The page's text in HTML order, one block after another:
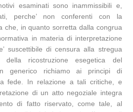
esaminati sono inammissibili e,
perche’ non conferenti con la
che, in quanto sorretta dalla congrua
in materia di interpretazione
suscettibile di censura alla stregua
della ricostruzione esegetica del
generico richiamo ai principi di
fede. In relazione a tali critiche, e
di un atto negoziale integra
di fatto riservato, come tale, al